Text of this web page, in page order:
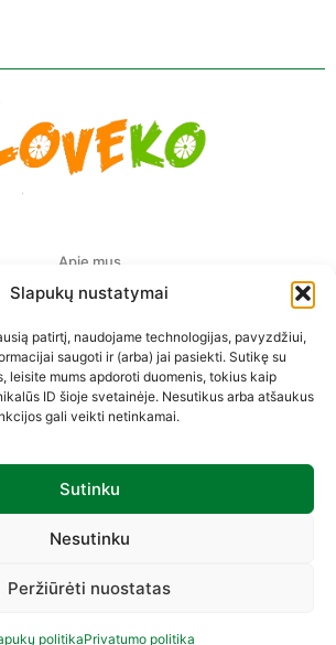
Slapukų nustatymai
patirtį, naudojame technologijas, pavyzdžiui,
saugoti ir (arba) jai pasiekti. Sutikę su
leisite mums apdoroti duomenis, tokius kaip
ID šioje svetainėje. Nesutikus arba atšaukus
gali veikti netinkamai.
Sutinku
Nesutinku
Peržiūrėti nuostatas
politikaPrivatumo politika
Apie mus
Pristatymas Europoje
Privatumo politika
pirkimo-pardavimo taisyklės
Sekite mus
by Loveko.lt | Be sutikimo draudžiama